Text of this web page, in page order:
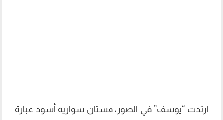
ارتدت “يوسف” في الصور، فستان سواريه أسود عبارة